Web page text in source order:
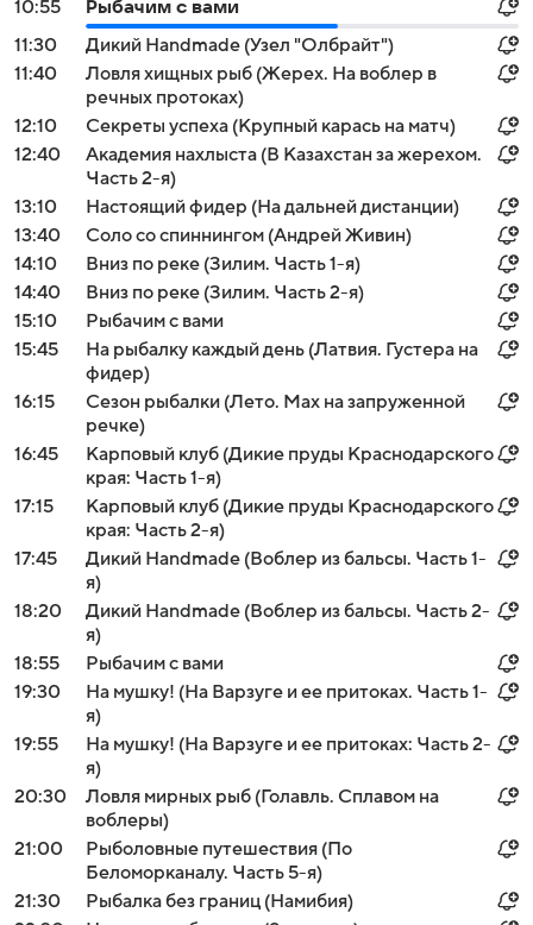
10:55
Рыбачим с вами
11:30
Дикий Handmade (Узел "Олбрайт")
11:40
Ловля хищных рыб (Жерех. На воблер в
речных протоках)
12:10
Секреты успеха (Крупный карась на матч)
12:40
Академия нахлыста (В Казахстан за жерехом.
Часть 2-я)
13:10
Настоящий фидер (На дальней дистанции)
13:40
Соло со спиннингом (Андрей Живин)
14:10
Вниз по реке (Зилим. Часть 1-я)
14:40
Вниз по реке (Зилим. Часть 2-я)
15:10
Рыбачим с вами
15:45
На рыбалку каждый день (Латвия. Густера на
фидер)
16:15
Сезон рыбалки (Лето. Мах на запруженной
речке)
16:45
Карповый клуб (Дикие пруды Краснодарского
края: Часть 1-я)
17:15
Карповый клуб (Дикие пруды Краснодарского
края: Часть 2-я)
17:45
Дикий Handmade (Воблер из бальсы. Часть 1-
я)
18:20
Дикий Handmade (Воблер из бальсы. Часть 2-
я)
18:55
Рыбачим с вами
19:30
На мушку! (На Варзуге и ее притоках. Часть 1-
я)
19:55
На мушку! (На Варзуге и ее притоках: Часть 2-
я)
20:30
Ловля мирных рыб (Голавль. Сплавом на
воблеры)
21:00
Рыболовные путешествия (По
Беломорканалу. Часть 5-я)
21:30
Рыбалка без границ (Намибия)